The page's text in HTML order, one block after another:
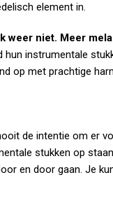
element in.
weer niet. Meer
instrumentale
op met prachtige
de intentie om er
stukken op
en door gaan. Je